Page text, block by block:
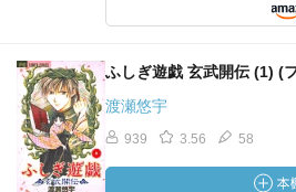
ふしぎ遊戯 玄武開伝 (1) (
渡瀬悠宇
939 3.56 58